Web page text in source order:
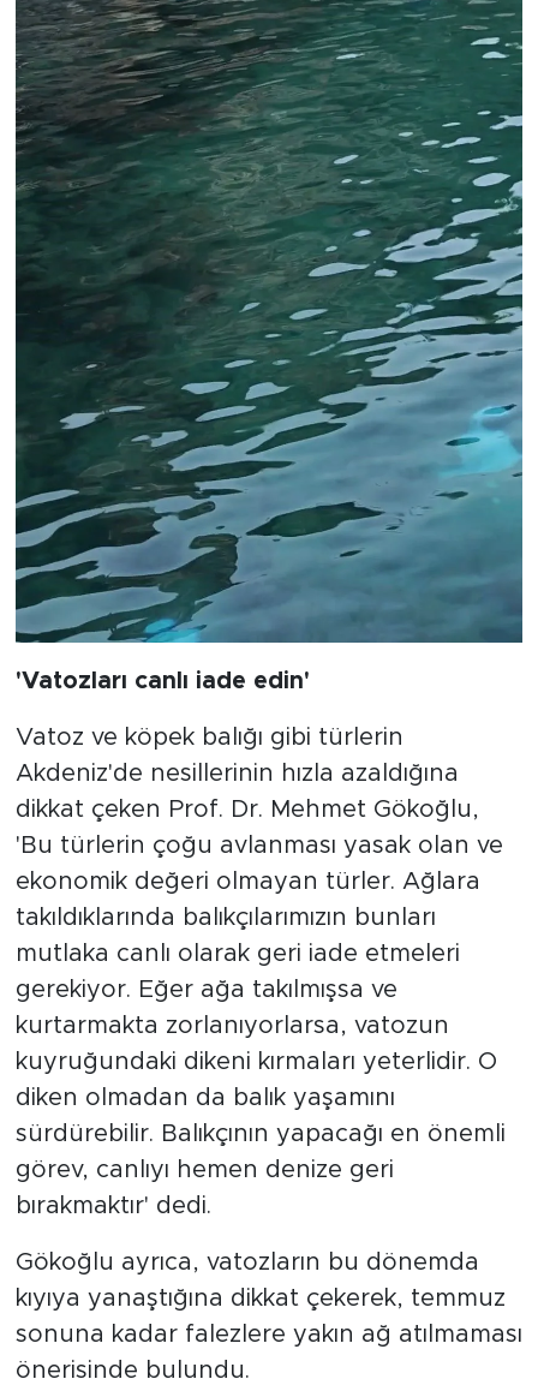
'Vatozları canlı iade edin'
Vatoz ve köpek balığı gibi türlerin
Akdeniz'de nesillerinin hızla azaldığına
dikkat çeken Prof. Dr. Mehmet Gökoğlu,
'Bu türlerin çoğu avlanması yasak olan ve
ekonomik değeri olmayan türler. Ağlara
takıldıklarında balıkçılarımızın bunları
mutlaka canlı olarak geri iade etmeleri
gerekiyor. Eğer ağa takılmışsa ve
kurtarmakta zorlanıyorlarsa, vatozun
kuyruğundaki dikeni kırmaları yeterlidir. O
diken olmadan da balık yaşamını
sürdürebilir. Balıkçının yapacağı en önemli
görev, canlıyı hemen denize geri
bırakmaktır' dedi.
Gökoğlu ayrıca, vatozların bu dönemda
kıyıya yanaştığına dikkat çekerek, temmuz
sonuna kadar falezlere yakın ağ atılmaması
önerisinde bulundu.